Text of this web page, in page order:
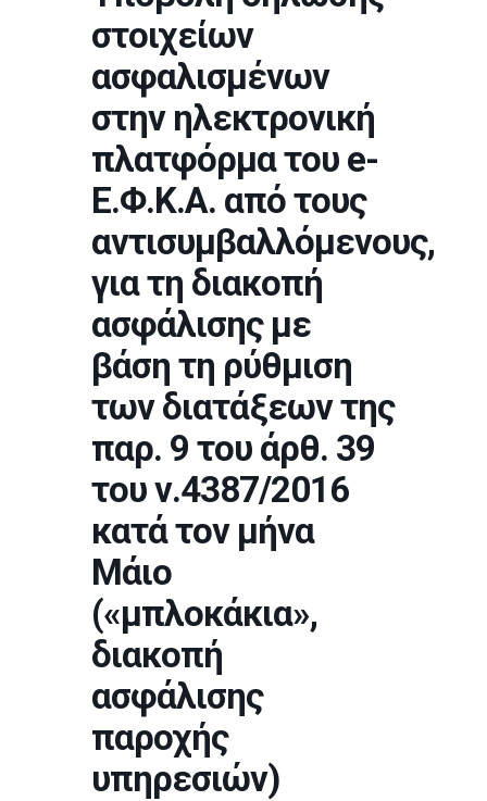
στοιχείων
ασφαλισμένων
στην ηλεκτρονική
πλατφόρμα του e-
Ε.Φ.Κ.Α. από τους
αντισυμβαλλόμενους,
για τη διακοπή
ασφάλισης με
βάση τη ρύθμιση
των διατάξεων της
παρ. 9 του άρθ. 39
του ν.4387/2016
κατά τον μήνα
Μάιο
(«μπλοκάκια»,
διακοπή
ασφάλισης
παροχής
υπηρεσιών)